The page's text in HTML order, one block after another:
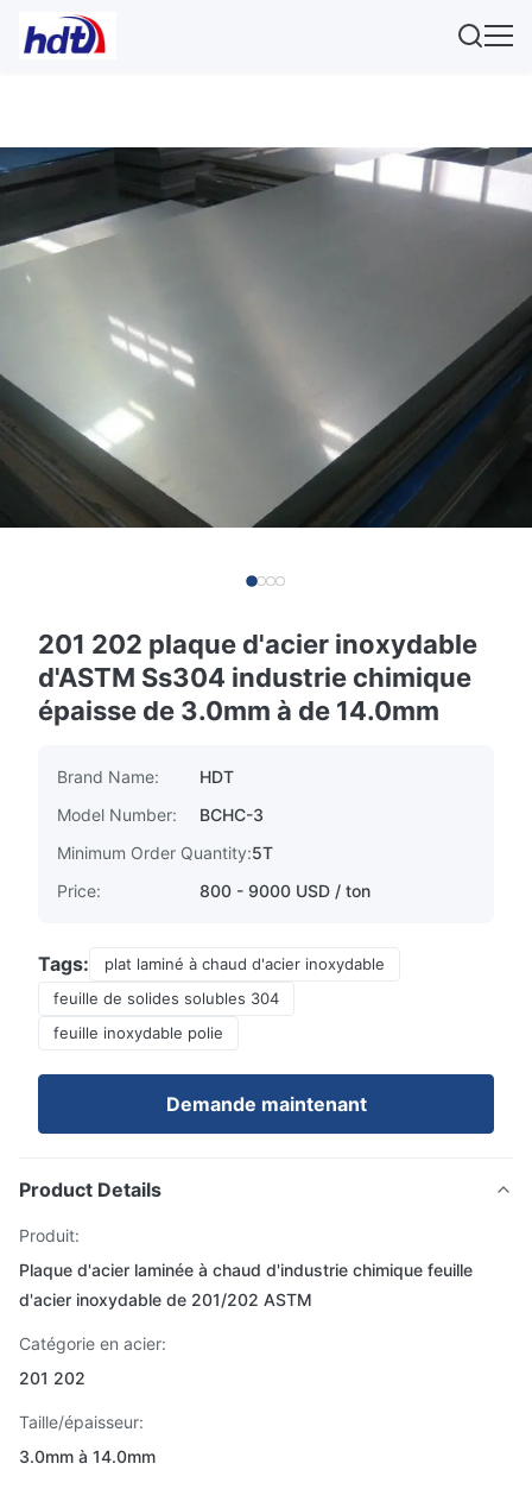
201 202 plaque d'acier inoxydable
d'ASTM Ss304 industrie chimique
épaisse de 3.0mm à de 14.0mm
Brand Name:
HDT
Model Number:
BCHC-3
Minimum Order Quantity:5T
Price:
800 - 9000 USD / ton
Tags:
plat laminé à chaud d'acier inoxydable
feuille de solides solubles 304
feuille inoxydable polie
Demande maintenant
Product Details
Produit:
Plaque d'acier laminée à chaud d'industrie chimique feuille
d'acier inoxydable de 201/202 ASTM
Catégorie en acier:
201 202
Taille/épaisseur:
3.0mm à 14.0mm